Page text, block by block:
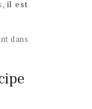
il est
dans